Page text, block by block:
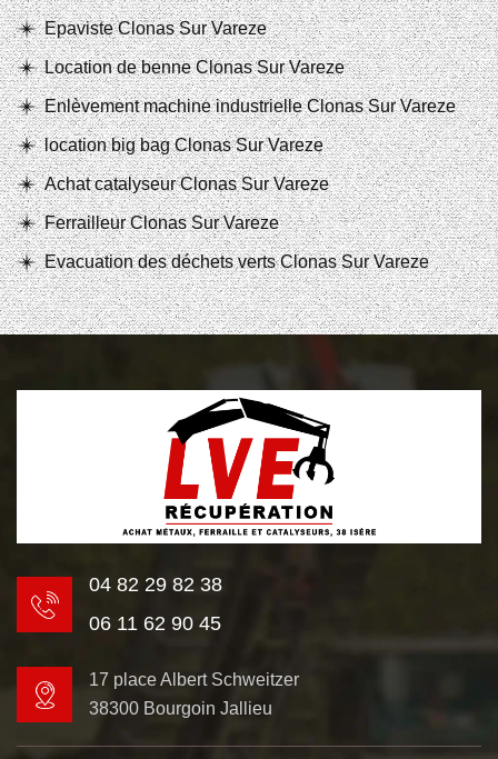
Epaviste Clonas Sur Vareze
Location de benne Clonas Sur Vareze
Enlèvement machine industrielle Clonas Sur Vareze
location big bag Clonas Sur Vareze
Achat catalyseur Clonas Sur Vareze
Ferrailleur Clonas Sur Vareze
Evacuation des déchets verts Clonas Sur Vareze
04 82 29 82 38
06 11 62 90 45
17 place Albert Schweitzer
38300 Bourgoin Jallieu